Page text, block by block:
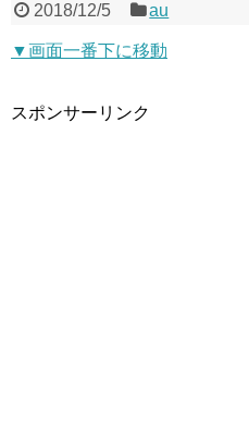
2018/12/5 au
▼画面一番下に移動
スポンサーリンク